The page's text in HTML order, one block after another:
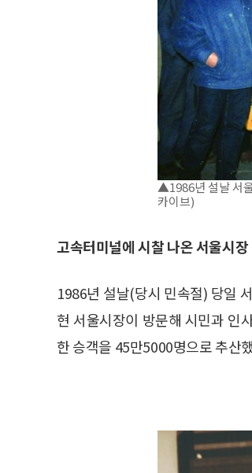
▲1986년 설날 서
카이브)
고속터미널에 시찰 나온 서울시장
1986년 설날(당시 민속절) 당일
현 서울시장이 방문해 시민과 인
한 승객을 45만5000명으로 추산